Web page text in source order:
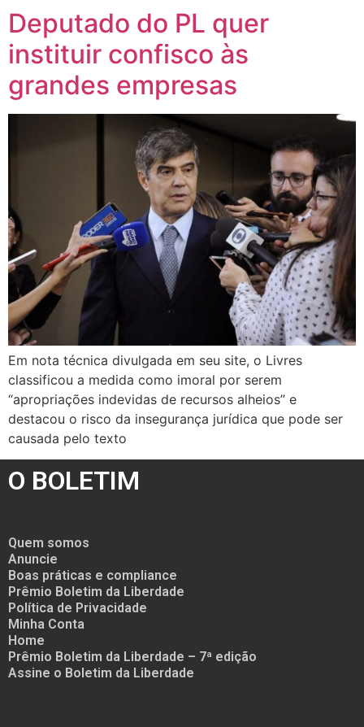
Deputado do PL quer
instituir confisco às
grandes empresas
Em nota técnica divulgada em seu site, o Livres
classificou a medida como imoral por serem
“apropriações indevidas de recursos alheios” e
destacou o risco da insegurança jurídica que pode ser
causada pelo texto
O BOLETIM
Quem somos
Anuncie
Boas práticas e compliance
Prêmio Boletim da Liberdade
Política de Privacidade
Minha Conta
Home
Prêmio Boletim da Liberdade – 7ª edição
Assine o Boletim da Liberdade